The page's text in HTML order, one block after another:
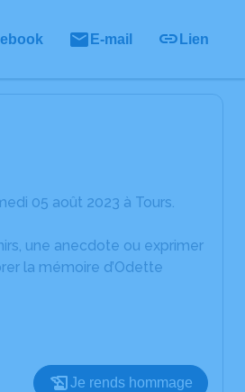
E-mail Lien
05 août 2023 à Tours.
une anecdote ou exprimer
la mémoire d’Odette
Je rends hommage